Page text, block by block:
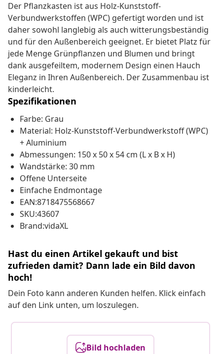
Der Pflanzkasten ist aus Holz-Kunststoff-
Verbundwerkstoffen (WPC) gefertigt worden und ist
daher sowohl langlebig als auch witterungsbeständig
und für den Außenbereich geeignet. Er bietet Platz für
jede Menge Grünpflanzen und Blumen und bringt
dank ausgefeiltem, modernem Design einen Hauch
Eleganz in Ihren Außenbereich. Der Zusammenbau ist
kinderleicht.
Spezifikationen
Farbe: Grau
Material: Holz-Kunststoff-Verbundwerkstoff (WPC)
+ Aluminium
Abmessungen: 150 x 50 x 54 cm (L x B x H)
Wandstärke: 30 mm
Offene Unterseite
Einfache Endmontage
EAN:8718475568667
SKU:43607
Brand:vidaXL
Hast du einen Artikel gekauft und bist
zufrieden damit? Dann lade ein Bild davon
hoch!
Dein Foto kann anderen Kunden helfen. Klick einfach
auf den Link unten, um loszulegen.
Bild hochladen